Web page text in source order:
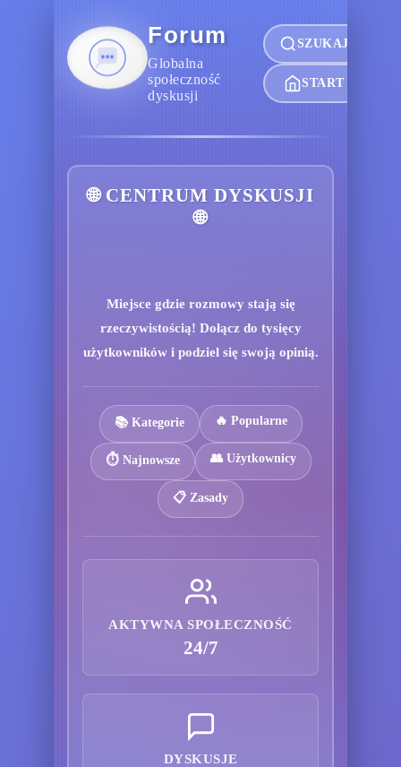
Forum
Globalna
społeczność
dyskusji
SZUKAJ
START
🌐 CENTRUM DYSKUSJI
🌐
Miejsce gdzie rozmowy stają się
rzeczywistością! Dołącz do tysięcy
użytkowników i podziel się swoją opinią.
📚 Kategorie 🔥 Popularne
⏱️ Najnowsze 👥 Użytkownicy
📋 Zasady
AKTYWNA SPOŁECZNOŚĆ
24/7
DYSKUSJE